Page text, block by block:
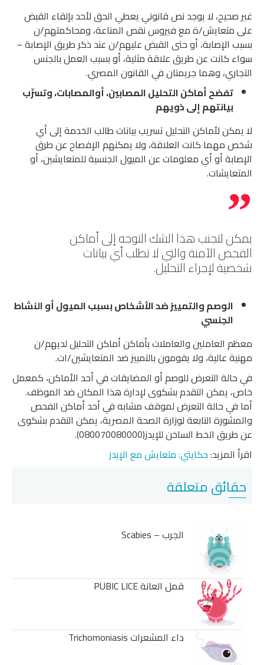
غير صحيح، لا يوجد نص قانوني يعطي الحق لأحد بإلقاء القبض
على متعايش/ة مع فيروس نقص المناعة، ومحاكمتهم/ن
بسبب الإصابة، أو حتى القبض عليهم/ن عند ذكر طريق الإصابة –
سواء كانت عن طريق علاقة مثلية، أو بسبب العمل بالجنس
التجاري، وهما جريمتان في القانون المصري.
تفضح أماكن التحليل المصابين، أوالمصابات، وتسرِّب
بيانتهم إلى ذويهم
لا يمكن لأماكن التحليل تسريب بيانات طالب الخدمة إلى أي
شخص مهما كانت العلاقة، ولا يمكنهم الإفصاح عن طرق
الإصابة أو أي معلومات عن الميول الجنسية للمتعايشين، أو
المتعايشات.
يمكن لتجنب هذا الشك التوجه إلى أماكن
الفحص الآمنة والتي لا تطلب أي بيانات
شخصية لإجراء التحليل.
الوصم والتمييز ضد الأشخاص بسبب الميول أو النشاط
الجنسي
معظم العاملين والعاملات بأماكن أماكن التحليل لديهم/ن
مهنية عالية، ولا يقومون بالتمييز ضد المتعايشين/ات.
في حالة التعرض للوصم أو المضايقات في أحد الأماكن، كمعمل
خاص، يمكن التقدم بشكوى لإدارة هذا المكان ضد الموظف.
أما في حالة التعرض لموقف مشابه في أحد أماكن الفحص
والمشورة التابعة لوزارة الصحة المصرية، يمكن التقدم بشكوى
عن طريق الخط الساخن للإيدز(080070080000).
اقرأ المزيد:حكايتي: متعايش مع الإيدز
حقائق متعلقة
الجرب – Scabies
قمل العانة PUBIC LICE
داء المشعرات Trichomoniasis